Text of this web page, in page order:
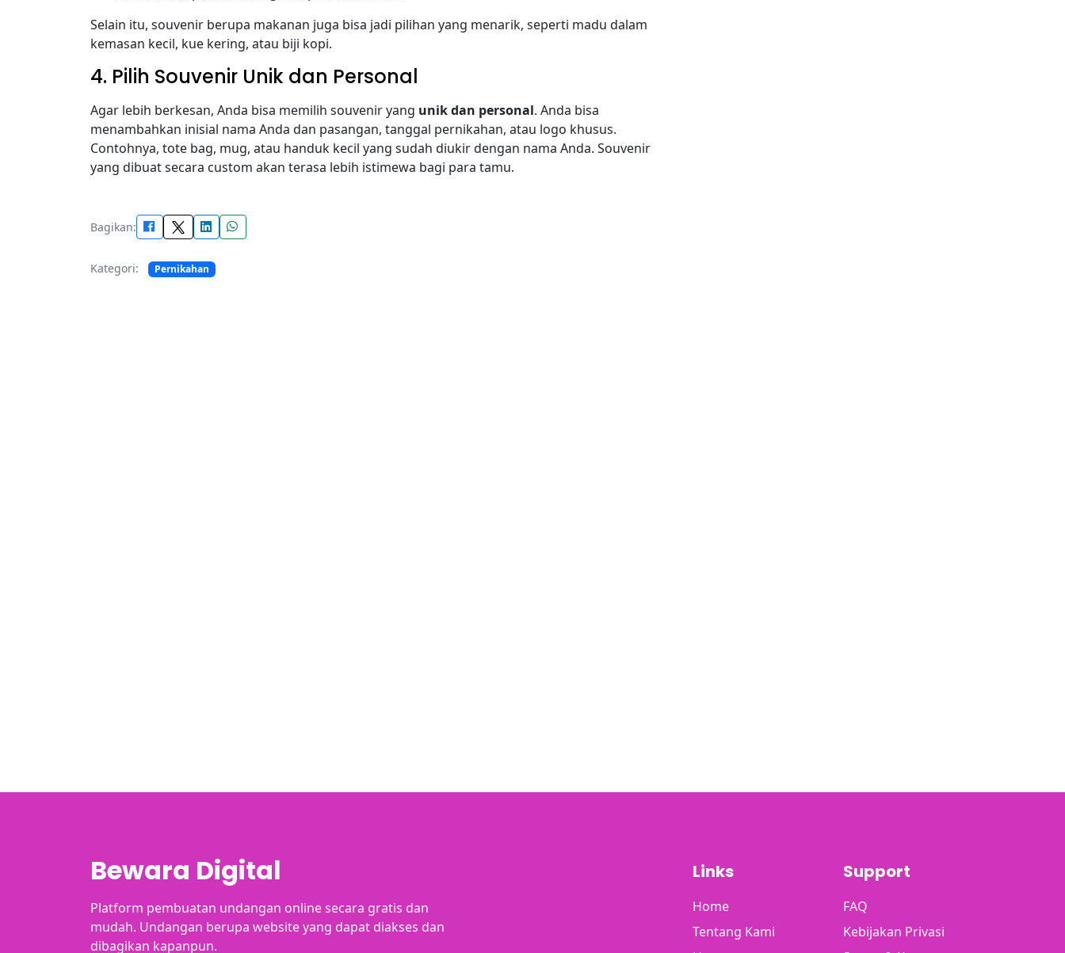
Selain itu, souvenir berupa makanan juga bisa jadi pilihan yang menarik, seperti madu dalam
kemasan kecil, kue kering, atau biji kopi.
4. Pilih Souvenir Unik dan Personal
Agar lebih berkesan, Anda bisa memilih souvenir yang unik dan personal. Anda bisa
menambahkan inisial nama Anda dan pasangan, tanggal pernikahan, atau logo khusus.
Contohnya, tote bag, mug, atau handuk kecil yang sudah diukir dengan nama Anda. Souvenir
yang dibuat secara custom akan terasa lebih istimewa bagi para tamu.
Bagikan:
Kategori: Pernikahan
Bewara Digital
Platform pembuatan undangan online secara gratis dan
mudah. Undangan berupa website yang dapat diakses dan
dibagikan kapanpun.
Links
Home
Tentang Kami
Support
FAQ
Kebijakan Privasi